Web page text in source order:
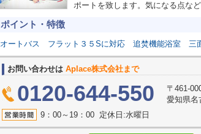
ポートを致します。気になる点な
ポイント・特徴
オートバス フラット３５Sに対応 追焚機能浴室 三
お問い合わせは Aplace株式会社まで
0120-644-550
〒461-
愛知県名
9：00～19：00 定休日:水曜日